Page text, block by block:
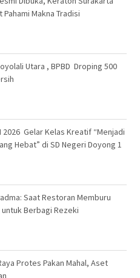
Makna Tradisi
Utara , BPBD Droping 500
2026 Gelar Kelas Kreatif “Menjadi
Hebat” di SD Negeri Doyong 1
Saat Restoran Memburu
Berbagi Rezeki
Protes Pakan Mahal, Aset